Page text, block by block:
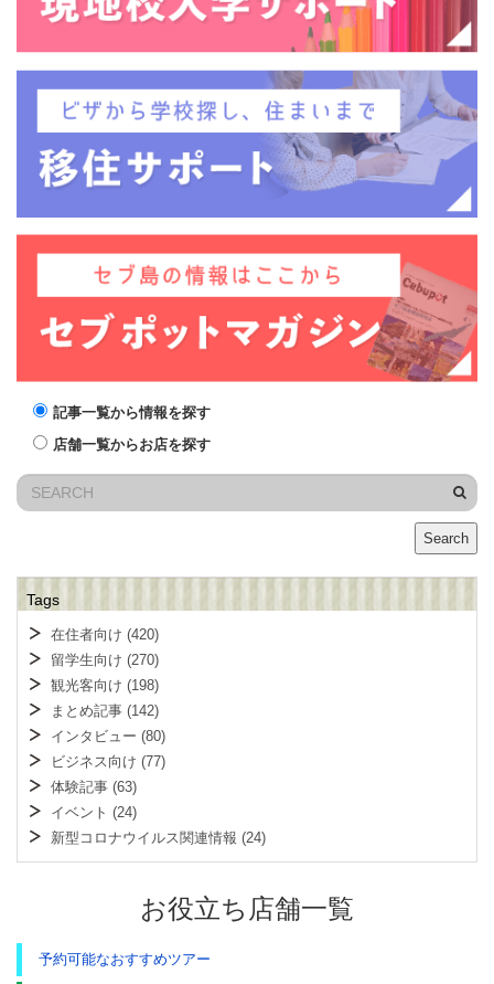
記事一覧から情報を探す
店舗一覧からお店を探す
Search
Tags
在住者向け (420)
留学生向け (270)
観光客向け (198)
まとめ記事 (142)
インタビュー (80)
ビジネス向け (77)
体験記事 (63)
イベント (24)
新型コロナウイルス関連情報 (24)
お役立ち店舗一覧
予約可能なおすすめツアー